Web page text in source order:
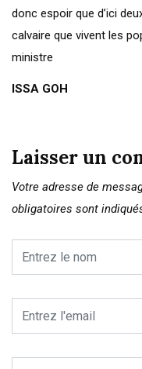
donc espoir que d’ici
calvaire que vivent les
ministre
ISSA GOH
Laisser un
Votre adresse de
obligatoires sont